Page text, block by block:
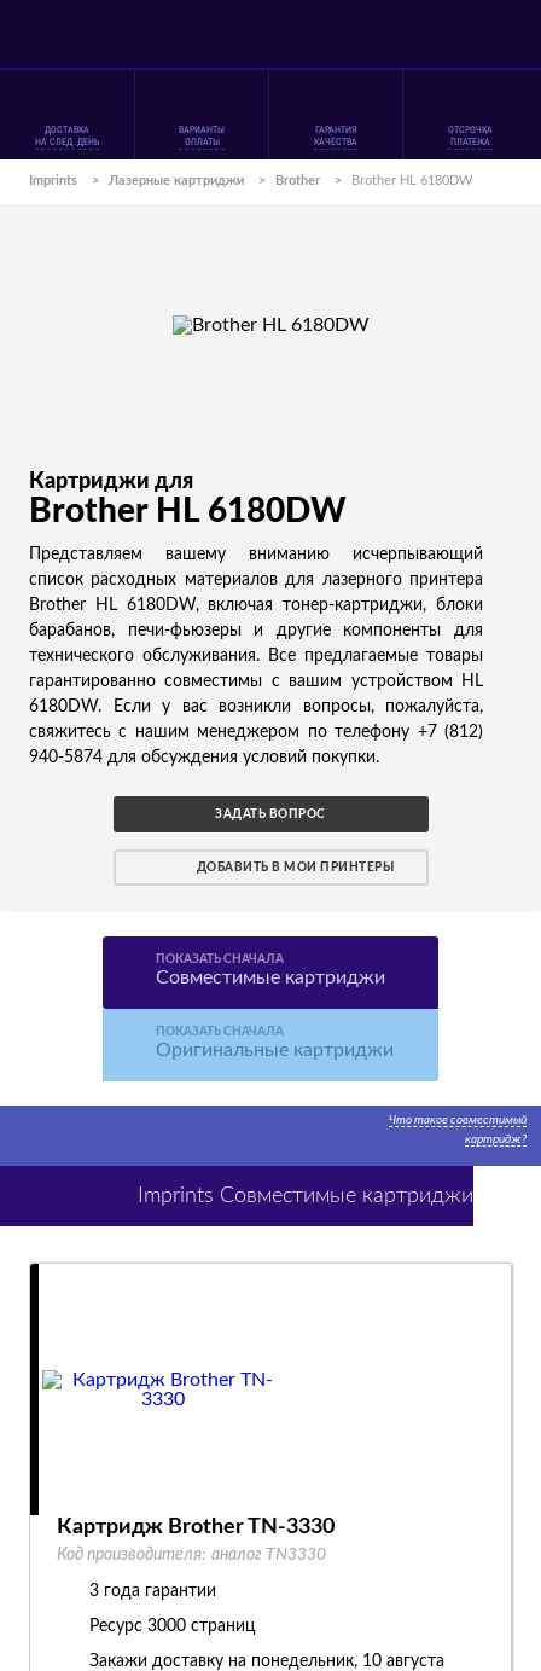
ДОСТАВКА
НА СЛЕД. ДЕНЬ
ВАРИАНТЫ
ОПЛАТЫ
ГАРАНТИЯ
КАЧЕСТВА
ОТСРОЧКА
ПЛАТЕЖА
Imprints > Лазерные картриджи > Brother > Brother HL 6180DW
Картриджи для
Brother HL 6180DW
Представляем вашему вниманию исчерпывающий
список расходных материалов для лазерного принтера
Brother HL 6180DW, включая тонер-картриджи, блоки
барабанов, печи-фьюзеры и другие компоненты для
технического обслуживания. Все предлагаемые товары
гарантированно совместимы с вашим устройством HL
6180DW. Если у вас возникли вопросы, пожалуйста,
свяжитесь с нашим менеджером по телефону +7 (812)
940-5874 для обсуждения условий покупки.
ЗАДАТЬ ВОПРОС
ДОБАВИТЬ В МОИ ПРИНТЕРЫ
ПОКАЗАТЬ СНАЧАЛА
Совместимые картриджи
ПОКАЗАТЬ СНАЧАЛА
Оригинальные картриджи
Что такое совместимый
картридж?
Imprints Совместимые картриджи
Картридж Brother TN-3330
Код производителя: аналог TN3330
3 года гарантии
Ресурс 3000 страниц
Закажи доставку на понедельник, 10 августа